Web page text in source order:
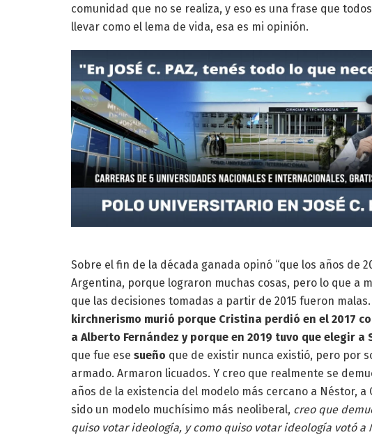
comunidad que no se realiza, y eso es una frase que
llevar como el lema de vida, esa es mi opinión.
Sobre el fin de la década ganada opinó “que los años de
Argentina, porque lograron muchas cosas, pero lo que a
que las decisiones tomadas a partir de 2015 fueron malas.
kirchnerismo murió porque Cristina perdió en el 2017
a Alberto Fernández y porque en 2019 tuvo que elegir a
que fue ese sueño que de existir nunca existió, pero por
armado. Armaron licuados. Y creo que realmente se
años de la existencia del modelo más cercano a Néstor,
sido un modelo muchísimo más neoliberal, creo que
quiso votar ideología, y como quiso votar ideología votó